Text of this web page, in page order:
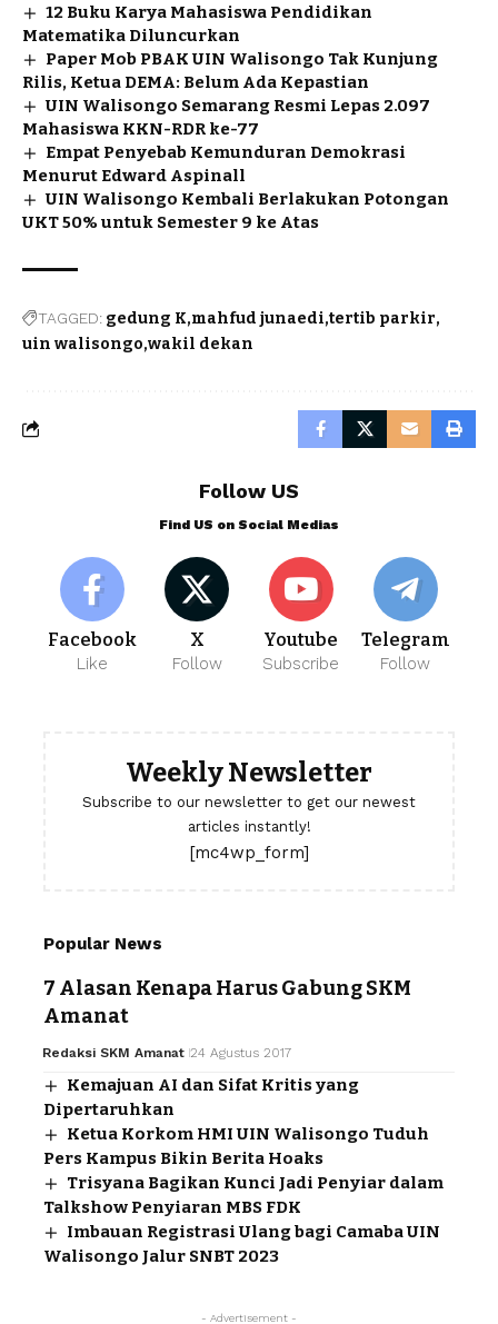
12 Buku Karya Mahasiswa Pendidikan
Matematika Diluncurkan
Paper Mob PBAK UIN Walisongo Tak Kunjung
Rilis, Ketua DEMA: Belum Ada Kepastian
UIN Walisongo Semarang Resmi Lepas 2.097
Mahasiswa KKN-RDR ke-77
Empat Penyebab Kemunduran Demokrasi
Menurut Edward Aspinall
UIN Walisongo Kembali Berlakukan Potongan
UKT 50% untuk Semester 9 ke Atas
TAGGED: gedung K mahfud junaedi tertib parkir
uin walisongo wakil dekan
Follow US
Find US on Social Medias
Facebook
Like
X
Follow
Youtube
Subscribe
Telegram
Follow
Weekly Newsletter
Subscribe to our newsletter to get our newest
articles instantly!
[mc4wp_form]
Popular News
7 Alasan Kenapa Harus Gabung SKM
Amanat
Redaksi SKM Amanat 24 Agustus 2017
Kemajuan AI dan Sifat Kritis yang
Dipertaruhkan
Ketua Korkom HMI UIN Walisongo Tuduh
Pers Kampus Bikin Berita Hoaks
Trisyana Bagikan Kunci Jadi Penyiar dalam
Talkshow Penyiaran MBS FDK
Imbauan Registrasi Ulang bagi Camaba UIN
Walisongo Jalur SNBT 2023
- Advertisement -